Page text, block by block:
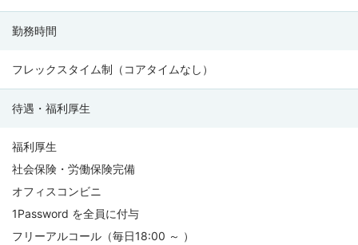
勤務時間
フレックスタイム制（コアタイムなし）
待遇・福利厚生
福利厚生
社会保険・労働保険完備
オフィスコンビニ
1Password を全員に付与
フリーアルコール（毎日18:00 ～ ）